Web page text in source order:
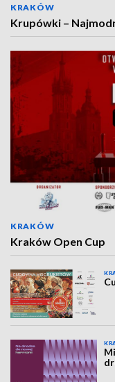
KRAKÓW
Krupówki –
KRAKÓW
Kraków Open Cup